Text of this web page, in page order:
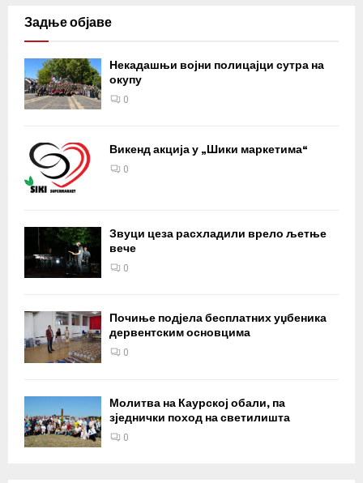
Задње објаве
Некадашњи војни полицајци сутра на
окупу
0
Викенд акција у „Шики маркетима“
0
Звуци цеза расхладили врело љетње
вече
0
Почиње подјела бесплатних уџбеника
дервентским основцима
0
Молитва на Каурској обали, па
зједнички поход на светилишта
0